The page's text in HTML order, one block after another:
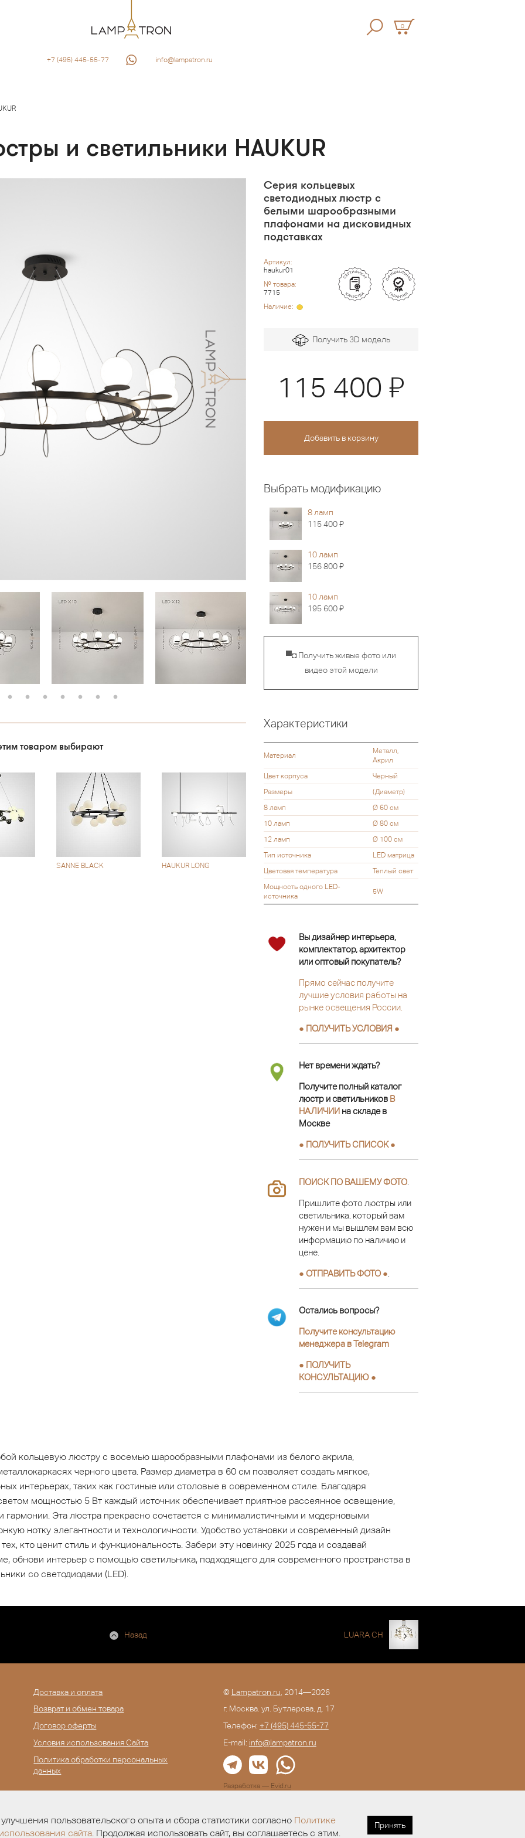
пользовательского опыта и сбора статистики согласно Политике
сайта. Продолжая использовать сайт, вы соглашаетесь с этим.
Принять
0
+7 (495) 445-55-77 info@lampatron.ru
и светильники HAUKUR
товаром выбирают
SANNE BLACK HAUKUR LONG
Серия кольцевых
светодиодных люстр с
белыми шарообразными
плафонами на дисковидных
подставках
Артикул:
haukur01
№ товара:
7715
Наличие:
Получить 3D модель
115 400 Я
Выбрать модификацию
8 ламп
115 400Я
10 ламп
156 800Я
10 ламп
195 600Я
▀◘ Получить живые фото или
видео этой модели
Характеристики
Материал
Металл,
Акрил
Цвет корпуса
Черный
Размеры
(Диаметр)
8 ламп
Ø 60 см
10 ламп
Ø 80 см
12 ламп
Ø 100 см
Тип источника
LED матрица
Цветовая температура
Теплый свет
Мощность одного LED-
источника
5W
Вы дизайнер интерьера,
комплектатор, архитектор
или оптовый покупатель?
Прямо сейчас получите
лучшие условия работы на
рынке освещения России.
● ПОЛУЧИТЬ УСЛОВИЯ ●
Нет времени ждать?
Получите полный каталог
люстр и светильников В
НАЛИЧИИ на складе в
Москве
● ПОЛУЧИТЬ СПИСОК ●
ПОИСК ПО ВАШЕМУ ФОТО
Пришлите фото люстры или
светильника, который вам
нужен и мы вышлем вам всю
информацию по наличию и
цене.
● ОТПРАВИТЬ ФОТО ●
Остались вопросы?
Получите консультацию
менеджера в Telegram
● ПОЛУЧИТЬ
КОНСУЛЬТАЦИЮ ●
кольцевую люстру с восемью шарообразными плафонами из белого акрила,
черного цвета. Размер диаметра в 60 см позволяет создать мягкое,
интерьерах, таких как гостиные или столовые в современном стиле. Благодаря
мощностью 5 Вт каждый источник обеспечивает приятное рассеянное освещение,
Эта люстра прекрасно сочетается с минималистичными и модерновыми
нотку элегантности и технологичности. Удобство установки и современный дизайн
кто ценит стиль и функциональность. Забери эту новинку 2025 года и создавай
обнови интерьер с помощью светильника, подходящего для современного пространства в
со светодиодами (LED).
Назад LUARA CH
Доставка и оплата
Возврат и обмен товара
Договор оферты
Условия использования Сайта
Политика обработки персональных
данных
© Lampatron.ru , 2014—2026
г. Москва. ул. Бутлерова, д. 17
Телефон: +7 (495) 445-55-77
E-mail: info@lampatron.ru
Разработка — Evid.ru